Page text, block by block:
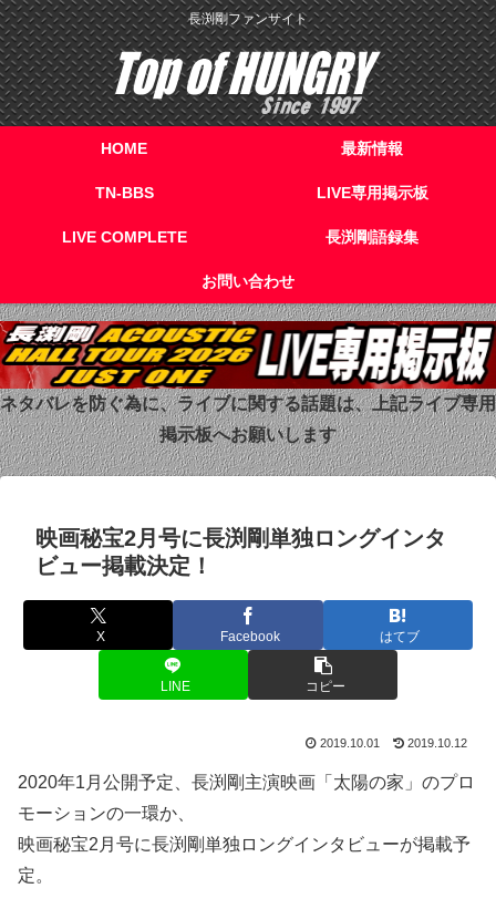
長渕剛ファンサイト
HOME 最新情報
TN-BBS LIVE専用掲示板
LIVE COMPLETE 長渕剛語録集
お問い合わせ
ネタバレを防ぐ為に、ライブに関する話題は、上記ライブ専用
掲示板へお願いします
映画秘宝2月号に長渕剛単独ロングインタ
ビュー掲載決定！
X Facebook はてブ
LINE コピー
2019.10.01 2019.10.12
2020年1月公開予定、長渕剛主演映画「太陽の家」のプロ
モーションの一環か、
映画秘宝2月号に長渕剛単独ロングインタビューが掲載予
定。